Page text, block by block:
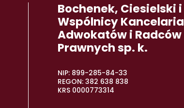
Bochenek, Ciesielski i
Wspólnicy Kancelaria
Adwokatów i Radców
Prawnych sp. k.
NIP: 899-285-84-33
REGON: 382 638 838
KRS 0000773314